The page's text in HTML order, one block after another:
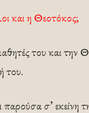
και η Θεοτόκος;
του και την
του.
σ’ εκείνη